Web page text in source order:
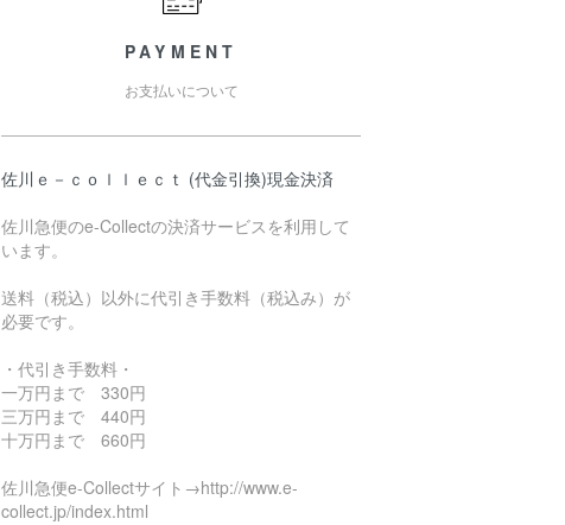
PAYMENT
お支払いについて
佐川ｅ－ｃｏｌｌｅｃｔ (代金引換)現金決済
佐川急便のe-Collectの決済サービスを利用して
います。
送料（税込）以外に代引き手数料（税込み）が
必要です。
・代引き手数料・
一万円まで 330円
三万円まで 440円
十万円まで 660円
佐川急便e-Collectサイト→http://www.e-
collect.jp/index.html